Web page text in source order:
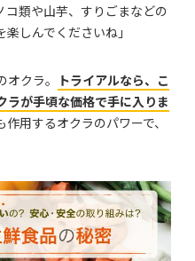
コ類や山芋、すりごまなどの
しんでくださいね」
クラ。
トライアルなら、こ
ラが手頃な価格で手に入りま
用するオクラのパワーで、